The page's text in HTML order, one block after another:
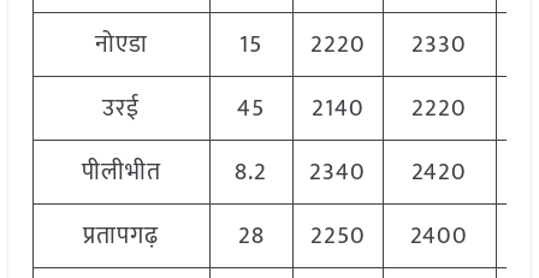
नोएडा
15 2220 2330
उरई
45 2140 2220
पीलीभीत
8.2 2340 2420
प्रतापगढ़
28 2250 2400